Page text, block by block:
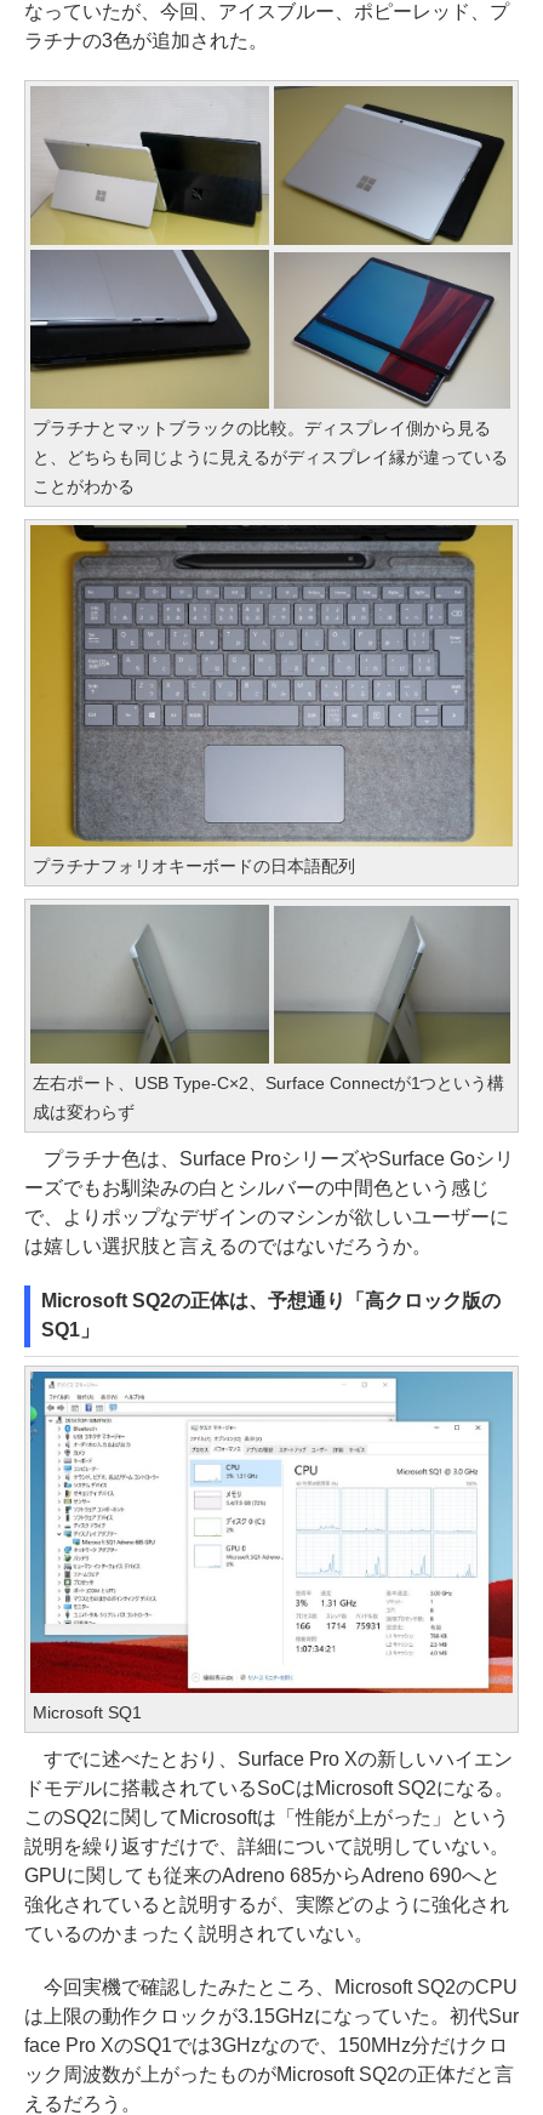
なっていたが、今回、アイスブルー、ポピーレッド、プ
ラチナの3色が追加された。
プラチナとマットブラックの比較。ディスプレイ側から見る
と、どちらも同じように見えるがディスプレイ縁が違っている
ことがわかる
プラチナフォリオキーボードの日本語配列
左右ポート、USB Type-C×2、Surface Connectが1つという構
成は変わらず
プラチナ色は、Surface ProシリーズやSurface Goシリ
ーズでもお馴染みの白とシルバーの中間色という感じ
で、よりポップなデザインのマシンが欲しいユーザーに
は嬉しい選択肢と言えるのではないだろうか。
Microsoft SQ2の正体は、予想通り「高クロック版の
SQ1」
Microsoft SQ1
すでに述べたとおり、Surface Pro Xの新しいハイエン
ドモデルに搭載されているSoCはMicrosoft SQ2になる。
このSQ2に関してMicrosoftは「性能が上がった」という
説明を繰り返すだけで、詳細について説明していない。
GPUに関しても従来のAdreno 685からAdreno 690へと
強化されていると説明するが、実際どのように強化され
ているのかまったく説明されていない。
今回実機で確認したみたところ、Microsoft SQ2のCPU
は上限の動作クロックが3.15GHzになっていた。初代Sur
face Pro XのSQ1では3GHzなので、150MHz分だけクロ
ック周波数が上がったものがMicrosoft SQ2の正体だと言
えるだろう。